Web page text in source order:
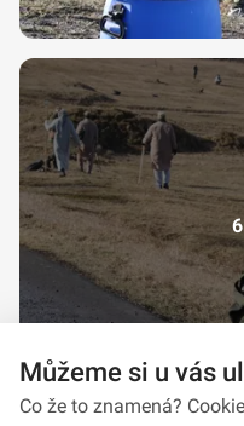
Můžeme si u vás
Co že to znamená?